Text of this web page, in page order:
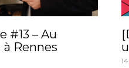
#13 – Au
Rennes